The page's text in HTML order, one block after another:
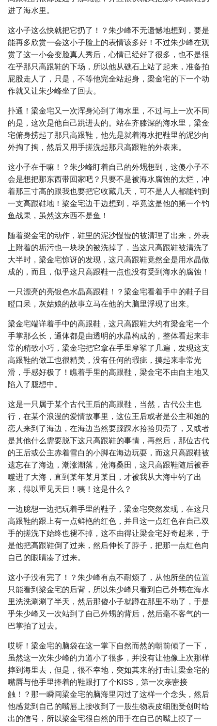
进了海水里。
这小子这么快就把它扔了！？朱少峰不无遗憾地想到，要是
能再多欣赏一会这小子脸上的表情该多好！不过朱少峰在观
赏了这一小会变脸真人秀后，心情已经好了很多，也不是很
在乎那只高跟鞋的下场，所以他从礁石上站了起来，准备拍
屁股走人了，只是，不等他完全站起身，梁金宅的下一个动
作就又让朱少峰坐了回去。
扑通！梁金宅又一次浑身沁到了海水里，不过与上一次不同
的是，这次是他自己跳进去的。站在齐膝深的海水里，梁金
宅俯身捞起了那只高跟鞋，他先是就着海水把鞋里的泥沙向
外掏了掏，然后又用手搓洗起那只高跟鞋的外表来。
这小子在干嘛！？朱少峰盯着自己的外甥想到，这傻小子不
会是想把那东西带回家吧？只要不是被海水腐蚀的太烂，冲
着那三寸高的跟我也要把它收藏几天，可不是人人都能钓到
一支高跟鞋地！梁金宅边干边想到，毕竟这是他的第一个钓
鱼战果，虽然这东西不是鱼！
随着梁金宅的动作，鞋里的泥沙慢慢的被清理了出来，外表
上附着的垢污也一块块的被洗掉了，当这只高跟鞋被清洗了
大半时，梁金宅惊讶的发现，这只高跟鞋竟然全是用水晶做
成的，而且，似乎这只高跟鞋一点也没有受到海水的腐蚀！
一只漂亮的亮银色水晶高跟鞋！？梁金宅看着手中的鞋子目
瞪口呆，灰姑娘的故事立马在他的大脑里浮现了出来。
梁金宅端详着手中的高跟鞋，这只高跟鞋大约有梁金宅一个
手掌那么长，通体都是由透明的水晶构成的，整体看起来非
常的精致小巧，梁金宅把它拿在手里摩挲了几遍，发现这支
高跟鞋的做工也很精美，没有任何的瑕疵，摸起来非常光
滑，手感好极了！瞧着手里的高跟鞋，梁金宅不由自主地又
陷入了臆想中。
这是一只属于某个古代王后的高跟鞋，当然，古代公主也
行，在某个浪漫的爱情故事里，这位王后或者是公主和她的
恋人来到了海边，在海边当然要踩踩水拾拾贝壳了，又或者
是其他什么需要脱下这只高跟鞋的事情，再然后，那位古代
的王后或公主赤着雪白的小脚在海边玩耍，而这只高跟鞋被
遗忘在了海边，潮涨潮落，沧海桑田，这只高跟鞋随后被吞
噬进了大海，直到某年某月某日，才被我从大海中钓了出
来，得以重见天日！咦！这是什么？
一边臆想一边把玩着手里的鞋子，梁金宅突然发现，在这只
高跟鞋的跟上有一点鲜艳的红色，并且这一点红色在自己双
手的搓洗下始终也褪不掉，这不由得让梁金宅好奇起来，于
是他把高跟鞋倒了过来，然后伸长了脖子，把那一点红色向
自己的眼睛凑了过来。
这小子没有完了！？朱少峰有点不耐烦了，从他所坐的位置
只能看到梁金宅的后背，所以朱少峰只看到自己外甥在海水
里洗洗涮涮了半天，然后那傻小子就蹲在那里不动了，于是
乎朱少峰又一次站到了自己外甥的背后，然后毫不客气的一
巴掌拍了过去。
哎呀！梁金宅的脑袋在这一掌下自然而然的朝前倾了一下，
虽然这一次朱少峰的力道小了很多，并没有让他像上次那样
摔到海里去，但是，很不幸地，突如其来的打击让梁金宅的
嘴唇与他手里捧着的鞋跟打了个KISS，第一次亲密接
触！？那一瞬间梁金宅的脑海里闪过了这样一个念头，然后
他感觉到自己的嘴唇上接收到了一股生物表皮细胞受创时给
出的信号，所以梁金宅很自然的用手在自己的嘴上摸了一